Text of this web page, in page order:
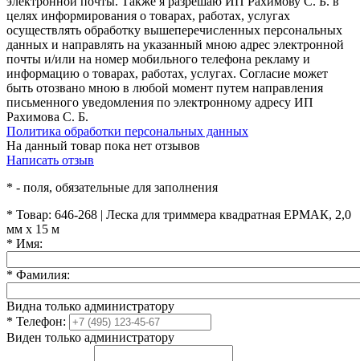
целях информирования о товарах, работах, услугах
осуществлять обработку вышеперечисленных персональных
данных и направлять на указанный мною адрес электронной
почты и/или на номер мобильного телефона рекламу и
информацию о товарах, работах, услугах. Согласие может
быть отозвано мною в любой момент путем направления
письменного уведомления по электронному адресу ИП
Рахимова С. Б.
Политика обработки персональных данных
На данный товар пока нет отзывов
Написать отзыв
* - поля, обязательные для заполнения
* Товар: 646-268 | Леска для триммера квадратная ЕРМАК, 2,0
мм х 15 м
* Имя:
* Фамилия:
Видна только администратору
* Телефон:
Виден только администратору